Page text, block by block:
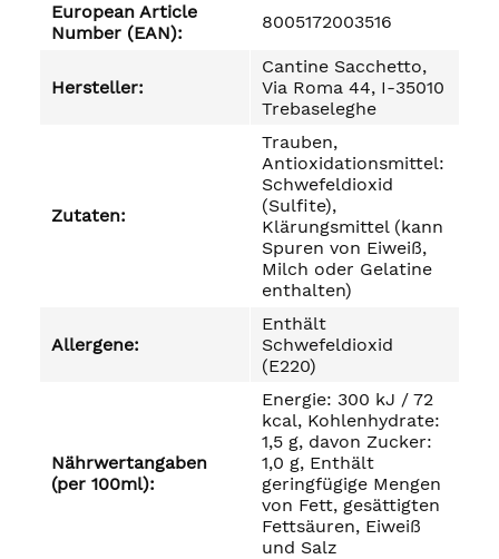
European Article
Number (EAN):
8005172003516
Hersteller:
Cantine Sacchetto,
Via Roma 44, I-35010
Trebaseleghe
Zutaten:
Trauben,
Antioxidationsmittel:
Schwefeldioxid
(Sulfite),
Klärungsmittel (kann
Spuren von Eiweiß,
Milch oder Gelatine
enthalten)
Allergene:
Enthält
Schwefeldioxid
(E220)
Nährwertangaben
(per 100ml):
Energie: 300 kJ / 72
kcal, Kohlenhydrate:
1,5 g, davon Zucker:
1,0 g, Enthält
geringfügige Mengen
von Fett, gesättigten
Fettsäuren, Eiweiß
und Salz